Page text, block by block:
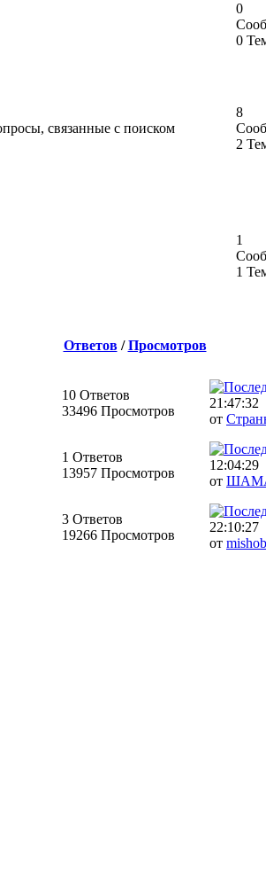
0
0
связанные с поиском
8
2
1
1
Ответов/Просмотров
10 Ответов
33496 Просмотров
21:47:32
от
1 Ответов
13957 Просмотров
12:04:29
от
3 Ответов
19266 Просмотров
22:10:27
от mishob